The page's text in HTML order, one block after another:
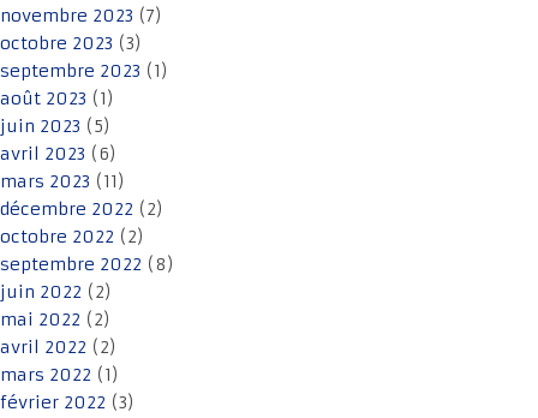
novembre 2023 (7)
octobre 2023 (3)
septembre 2023 (1)
août 2023 (1)
juin 2023 (5)
avril 2023 (6)
mars 2023 (11)
décembre 2022 (2)
octobre 2022 (2)
septembre 2022 (8)
juin 2022 (2)
mai 2022 (2)
avril 2022 (2)
mars 2022 (1)
février 2022 (3)